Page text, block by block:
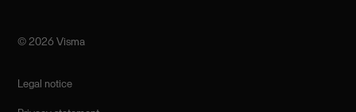
©️ 2026 Visma
Legal notice